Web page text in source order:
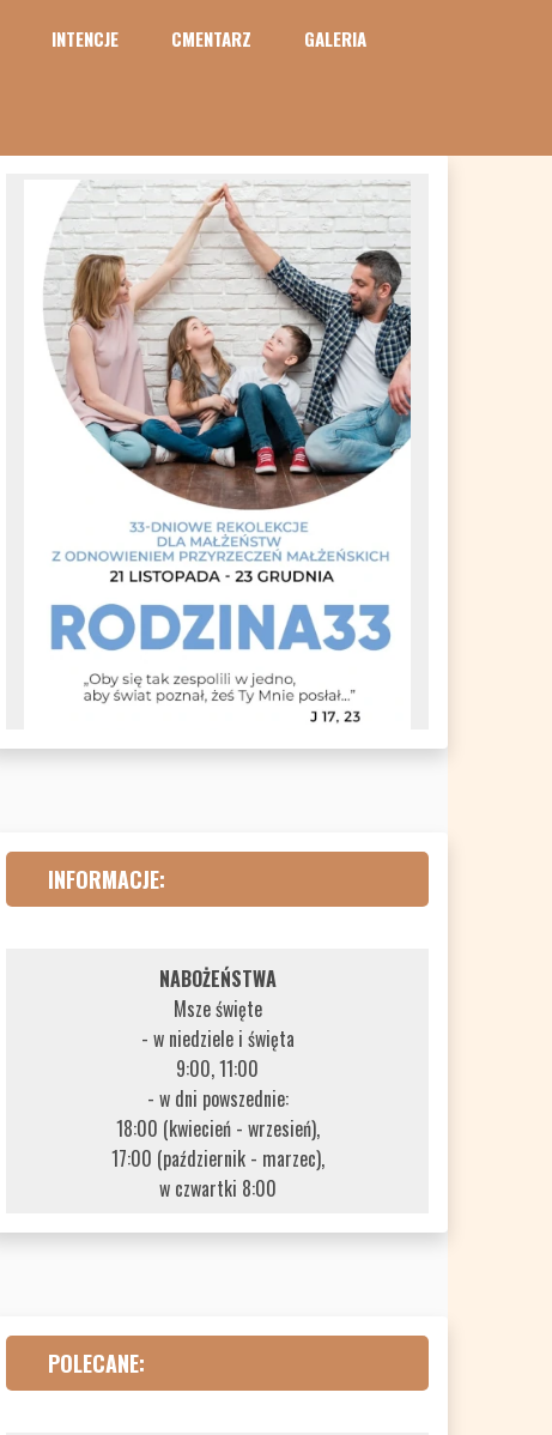
INTENCJE CMENTARZ GALERIA
INFORMACJE:
NABOŻEŃSTWA
Msze święte
- w niedziele i święta
9:00, 11:00
- w dni powszednie:
18:00 (kwiecień - wrzesień),
17:00 (październik - marzec),
w czwartki 8:00
POLECANE: